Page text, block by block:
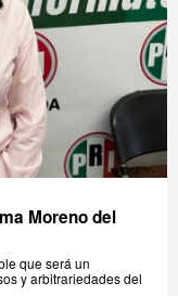
Moreno del
que será un
y arbitrariedades del